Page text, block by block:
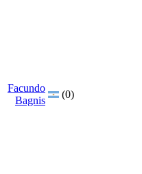
Facundo
Bagnis
(0)